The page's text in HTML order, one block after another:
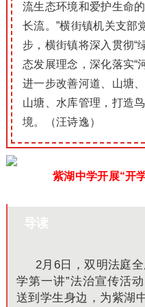
流生态环境和爱护生命
长流。”横街镇机关支部
步，横街镇将深入贯彻“
态发展理念，深化落实“
进一步改善河道、山塘
山塘、水库管理，打造
境。（汪诗逸）
紫湖中学开展“开
导读
2月6日，双明法庭
学第一讲”法治宣传活
送到学生身边，为紫湖